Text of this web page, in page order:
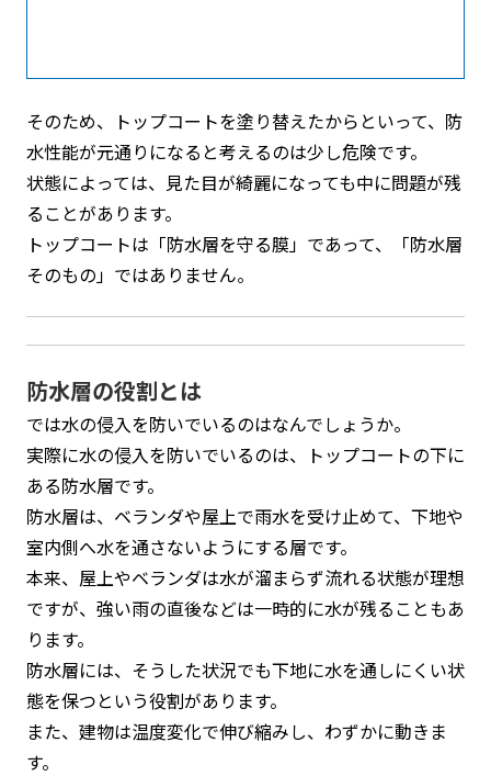
そのため、トップコートを塗り替えたからといって、防
水性能が元通りになると考えるのは少し危険です。
状態によっては、見た目が綺麗になっても中に問題が残
ることがあります。
トップコートは「防水層を守る膜」であって、「防水層
そのもの」ではありません。
防水層の役割とは
では水の侵入を防いでいるのはなんでしょうか。
実際に水の侵入を防いでいるのは、トップコートの下に
ある防水層です。
防水層は、ベランダや屋上で雨水を受け止めて、下地や
室内側へ水を通さないようにする層です。
本来、屋上やベランダは水が溜まらず流れる状態が理想
ですが、強い雨の直後などは一時的に水が残ることもあ
ります。
防水層には、そうした状況でも下地に水を通しにくい状
態を保つという役割があります。
また、建物は温度変化で伸び縮みし、わずかに動きま
す。